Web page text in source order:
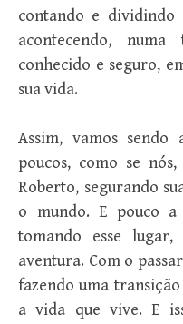
contando e
acontecendo,
conhecido e seguro,
sua vida.
Assim, vamos sendo
poucos, como se
Roberto, segurando
o mundo. E pouco
tomando esse lugar,
aventura. Com o
fazendo uma
a vida que vive. E